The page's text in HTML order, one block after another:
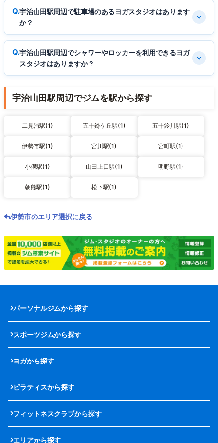
宇治山田駅周辺で駐車場のあるヨガスタジオはあります
か？
宇治山田駅周辺でシャワーやロッカーを利用できるヨガ
スタジオはありますか？
宇治山田駅周辺でジムを駅から探す
二見浦駅(1) 五十鈴ケ丘駅(1) 五十鈴川駅(1)
伊勢市駅(1) 宮川駅(1) 宮町駅(1)
小俣駅(1) 山田上口駅(1) 明野駅(1)
朝熊駅(1) 松下駅(1)
伊勢市のエリア選択に戻る
パーソナルジムから探す
スポーツジムから探す
ヨガから探す
ピラティスから探す
フィットネスクラブから探す
エリアから探す